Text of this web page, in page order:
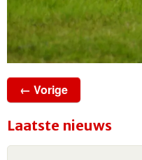
← Vorige
Laatste nieuws